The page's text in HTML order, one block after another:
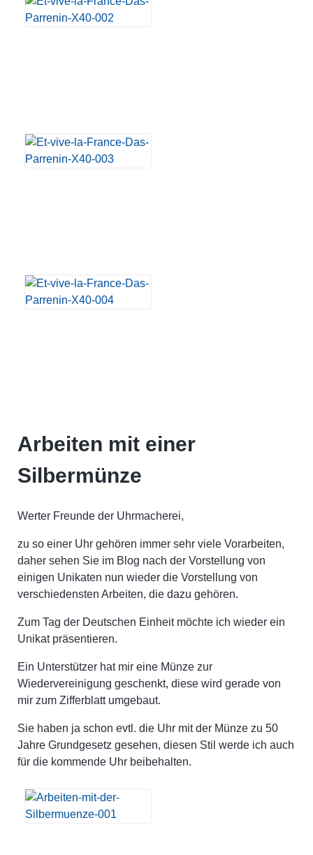
Arbeiten mit einer
Silbermünze
Werter Freunde der Uhrmacherei,
zu so einer Uhr gehören immer sehr viele Vorarbeiten,
daher sehen Sie im Blog nach der Vorstellung von
einigen Unikaten nun wieder die Vorstellung von
verschiedensten Arbeiten, die dazu gehören.
Zum Tag der Deutschen Einheit möchte ich wieder ein
Unikat präsentieren.
Ein Unterstützer hat mir eine Münze zur
Wiedervereinigung geschenkt, diese wird gerade von
mir zum Zifferblatt umgebaut.
Sie haben ja schon evtl. die Uhr mit der Münze zu 50
Jahre Grundgesetz gesehen, diesen Stil werde ich auch
für die kommende Uhr beibehalten.